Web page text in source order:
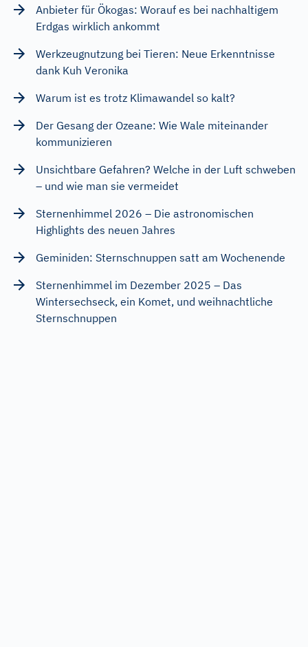
Anbieter für Ökogas: Worauf es bei nachhaltigem
Erdgas wirklich ankommt
Werkzeugnutzung bei Tieren: Neue Erkenntnisse
dank Kuh Veronika
Warum ist es trotz Klimawandel so kalt?
Der Gesang der Ozeane: Wie Wale miteinander
kommunizieren
Unsichtbare Gefahren? Welche in der Luft schweben
– und wie man sie vermeidet
Sternenhimmel 2026 – Die astronomischen
Highlights des neuen Jahres
Geminiden: Sternschnuppen satt am Wochenende
Sternenhimmel im Dezember 2025 – Das
Wintersechseck, ein Komet, und weihnachtliche
Sternschnuppen